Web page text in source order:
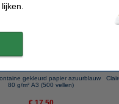
gekleurd papier azuurblauw
80 g/m² A3 (500 vellen)